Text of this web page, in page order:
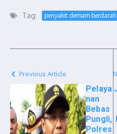
Tag: penyakit demam berdarah
Previous Article
Pelaya
nan
Bebas
Pungli,
Polres